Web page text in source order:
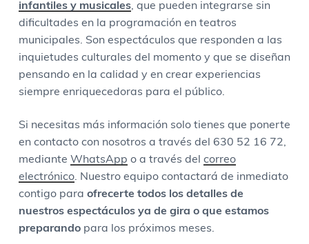
infantiles y musicales, que pueden integrarse sin
dificultades en la programación en teatros
municipales. Son espectáculos que responden a las
inquietudes culturales del momento y que se diseñan
pensando en la calidad y en crear experiencias
siempre enriquecedoras para el público.
Si necesitas más información solo tienes que ponerte
en contacto con nosotros a través del 630 52 16 72,
mediante WhatsApp o a través del correo
electrónico. Nuestro equipo contactará de inmediato
contigo para ofrecerte todos los detalles de
nuestros espectáculos ya de gira o que estamos
preparandopara los próximos meses.